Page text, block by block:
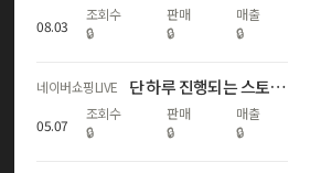
08.03
조회수
🔒
판매
🔒
매출
🔒
네이버쇼핑LIVE 단 하루 진행되는 스토케 네이버 단독 신제품 라이브 혜택 최대 11%!
05.07
조회수
🔒
판매
🔒
매출
🔒